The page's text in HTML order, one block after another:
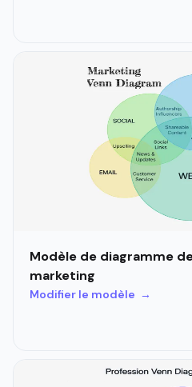
Modèle de diagramme
marketing
Modifier le modèle →